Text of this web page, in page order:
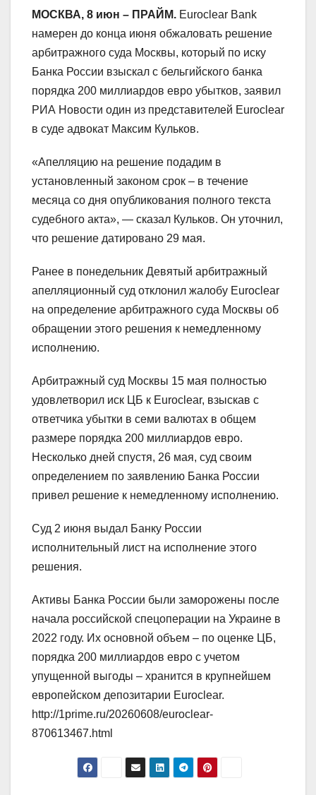
МОСКВА, 8 июн – ПРАЙМ. Euroclear Bank
намерен до конца июня обжаловать решение
арбитражного суда Москвы, который по иску
Банка России взыскал с бельгийского банка
порядка 200 миллиардов евро убытков, заявил
РИА Новости один из представителей Euroclear
в суде адвокат Максим Кульков.
«Апелляцию на решение подадим в
установленный законом срок – в течение
месяца со дня опубликования полного текста
судебного акта», — сказал Кульков. Он уточнил,
что решение датировано 29 мая.
Ранее в понедельник Девятый арбитражный
апелляционный суд отклонил жалобу Euroclear
на определение арбитражного суда Москвы об
обращении этого решения к немедленному
исполнению.
Арбитражный суд Москвы 15 мая полностью
удовлетворил иск ЦБ к Euroclear, взыскав с
ответчика убытки в семи валютах в общем
размере порядка 200 миллиардов евро.
Несколько дней спустя, 26 мая, суд своим
определением по заявлению Банка России
привел решение к немедленному исполнению.
Суд 2 июня выдал Банку России
исполнительный лист на исполнение этого
решения.
Активы Банка России были заморожены после
начала российской спецоперации на Украине в
2022 году. Их основной объем – по оценке ЦБ,
порядка 200 миллиардов евро с учетом
упущенной выгоды – хранится в крупнейшем
европейском депозитарии Euroclear.
http://1prime.ru/20260608/euroclear-
870613467.html